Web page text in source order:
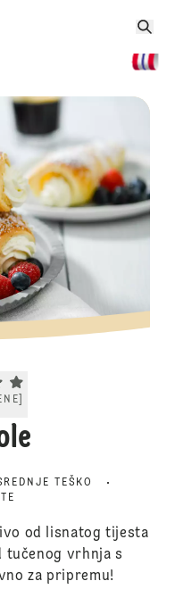
rating 5.0. Click to rate.
TEŠKO
od lisnatog tijesta
tučenog vrhnja s
za pripremu!